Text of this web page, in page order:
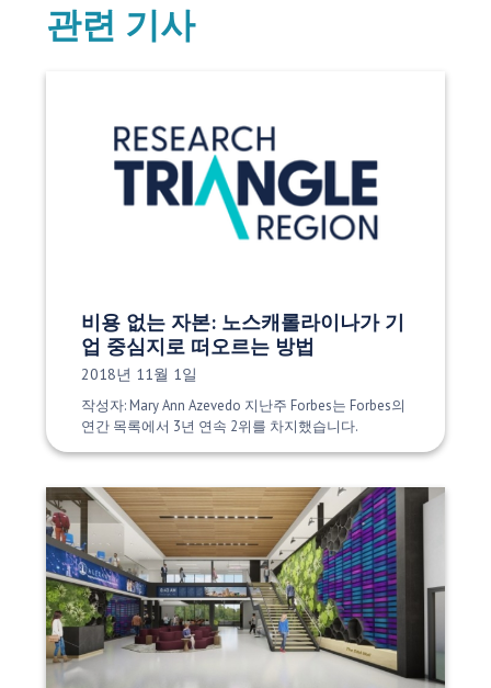
관련 기사
비용 없는 자본: 노스캐롤라이나가 기
업 중심지로 떠오르는 방법
게시 날짜:
2018년 11월 1일
작성자: Mary Ann Azevedo 지난주 Forbes는 Forbes의
연간 목록에서 3년 연속 2위를 차지했습니다.